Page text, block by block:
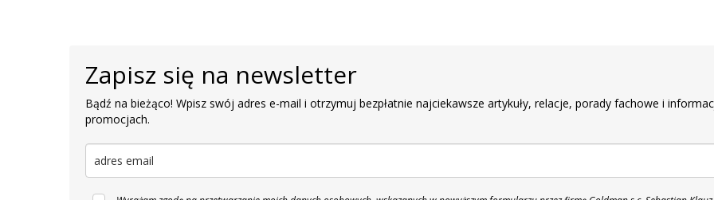
Zapisz się na newsletter
Bądź na bieżąco! Wpisz swój adres e-mail i otrzymuj bezpłatnie najciekawsze artykuły, relacje, porady fachowe i
promocjach.